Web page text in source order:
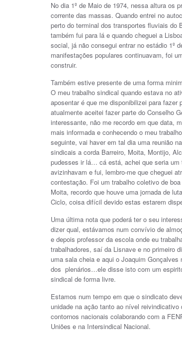
No dia 1º de Maio de 1974, nessa altura os
corrente das massas. Quando entrei no
perto do terminal dos transportes fluviais do
também fui para lá e quando cheguei a
social, já não consegui entrar no estádio 1º
manifestações populares continuavam, foi
construir.
Também estive presente de uma forma
O meu trabalho sindical quando estava no
aposentar é que me disponibilizei para
atualmente aceitei fazer parte do Conselho
interessante, não me recordo em que data,
mais informada e conhecendo o meu
seguinte, vai haver em tal dia uma reunião
sindicais a corda Barreiro, Moita, Montijo,
pudesses ir lá… cá está, achei que seria um
avizinhavam e fui, lembro-me que cheguei
contestação. Foi um trabalho coletivo de
Moita, recordo que houve uma jornada de
Ciclo, coisa difícil devido estas estarem
Uma última nota que poderá ter o seu
dizer qual, estávamos num convívio de
e depois professor da escola onde eu
trabalhadores, saí da Lisnave e no primeiro
uma sala cheia e aqui o Joaquim
dos plenários…ele disse isto com um
sindical de forma livre.
Estamos num tempo em que o sindicato
unidade na ação tanto ao nível
contornos nacionais colaborando com a
Uniões e na Intersindical Nacional.